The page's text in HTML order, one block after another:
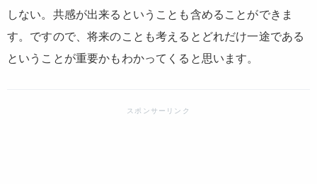
しない。共感が出来るということも含めることができま
す。ですので、将来のことも考えるとどれだけ一途である
ということが重要かもわかってくると思います。